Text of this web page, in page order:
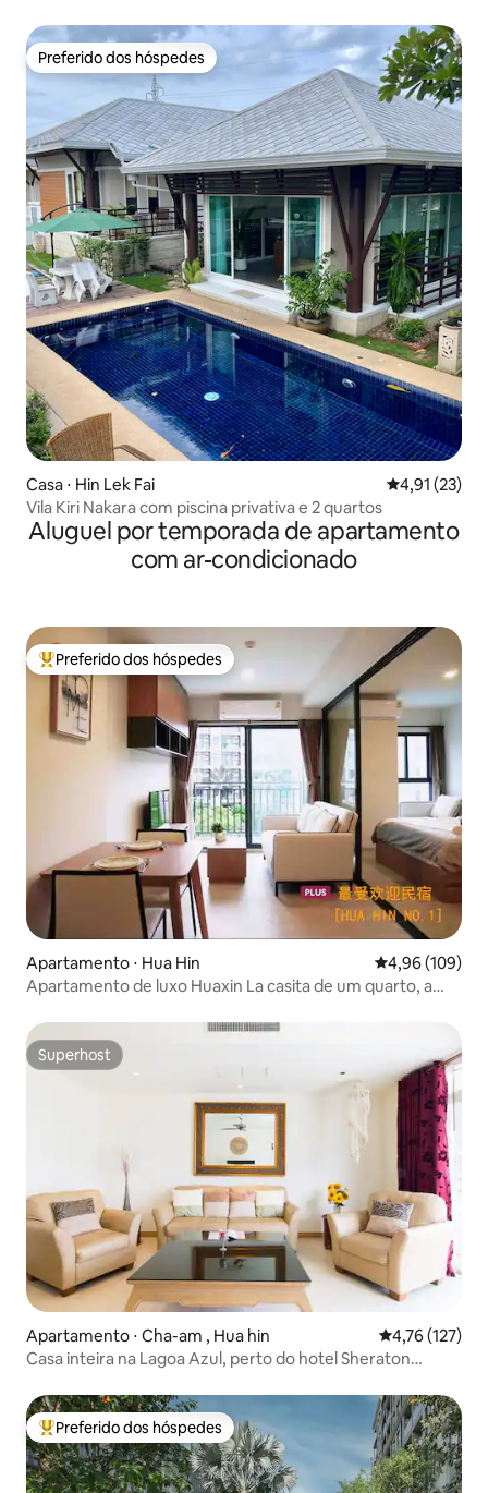
Preferido dos hóspedes
Preferido dos hóspedes
Casa ⋅ Hin Lek Fai 4,91 de uma
4,91 (23)
Vila Kiri Nakara com piscina privativa e 2 quartos
Aluguel por temporada de apartamento
com ar-condicionado
Entre os melhores preferidos dos hóspedes
Preferido dos hóspedes
Apartamento ⋅ Hua Hin 4,96 de uma
4,96 (109)
Apartamento de luxo Huaxin La casita de um quarto, a
Superhost
Superhost
Apartamento ⋅ Cha-am , Hua hin 4,76 de uma
4,76 (127)
Casa inteira na Lagoa Azul, perto do hotel Sheraton
Entre os melhores preferidos dos hóspedes
Preferido dos hóspedes